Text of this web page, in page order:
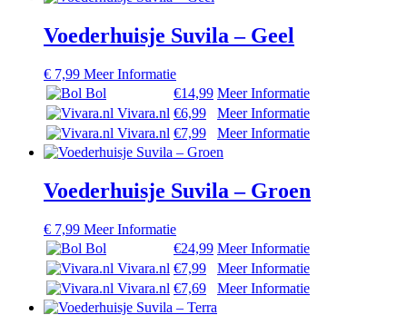
Voederhuisje Suvila – Geel
€ 7,99 Meer Informatie
Bol
€14,99 Meer Informatie
Vivara.nl €6,99
Meer Informatie
Vivara.nl €7,99 Meer Informatie
Voederhuisje Suvila – Groen
€ 7,99 Meer Informatie
Bol
€24,99 Meer Informatie
Vivara.nl €7,99
Meer Informatie
Vivara.nl €7,69 Meer Informatie